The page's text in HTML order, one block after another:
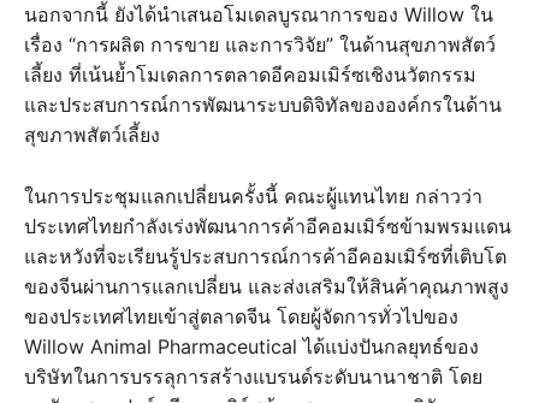
นอกจากนี้ ยังได้นำเสนอโมเดลบูรณาการของ Willow ใน
เรื่อง “การผลิต การขาย และการวิจัย” ในด้านสุขภาพสัตว์
เลี้ยง ที่เน้นย้ำโมเดลการตลาดอีคอมเมิร์ซเชิงนวัตกรรม
และประสบการณ์การพัฒนาระบบดิจิทัลขององค์กรในด้าน
สุขภาพสัตว์เลี้ยง
ในการประชุมแลกเปลี่ยนครั้งนี้ คณะผู้แทนไทย กล่าวว่า
ประเทศไทยกำลังเร่งพัฒนาการค้าอีคอมเมิร์ซข้ามพรมแดน
และหวังที่จะเรียนรู้ประสบการณ์การค้าอีคอมเมิร์ซที่เติบโต
ของจีนผ่านการแลกเปลี่ยน และส่งเสริมให้สินค้าคุณภาพสูง
ของประเทศไทยเข้าสู่ตลาดจีน โดยผู้จัดการทั่วไปของ
Willow Animal Pharmaceutical ได้แบ่งปันกลยุทธ์ของ
บริษัทในการบรรลุการสร้างแบรนด์ระดับนานาชาติ โดย